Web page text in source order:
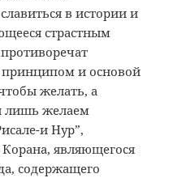
в истории и
страстным
и основой
желать, а
лишь желаем
и Нур”,
являющегося
содержащего